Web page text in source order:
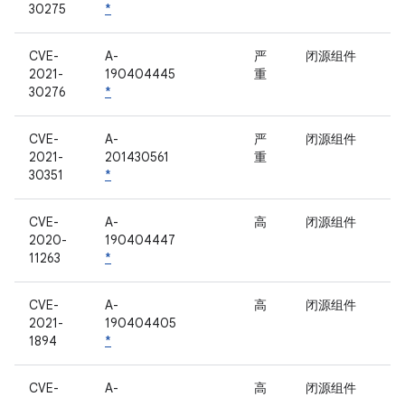
30275
*
CVE-
2021-
30276
A-
190404445
*
严
重
闭源组件
CVE-
2021-
30351
A-
201430561
*
严
重
闭源组件
CVE-
2020-
11263
A-
190404447
*
高 闭源组件
CVE-
2021-
1894
A-
190404405
*
高 闭源组件
CVE-
A-
高 闭源组件